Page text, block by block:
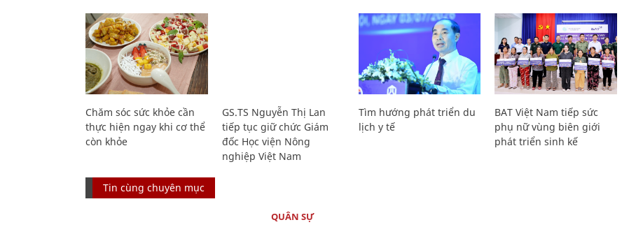
Chăm sóc sức khỏe cần
thực hiện ngay khi cơ thể
còn khỏe
GS.TS Nguyễn Thị Lan
tiếp tục giữ chức Giám
đốc Học viện Nông
nghiệp Việt Nam
Tìm hướng phát triển du
lịch y tế
BAT Việt Nam tiếp sức
phụ nữ vùng biên giới
phát triển sinh kế
Tin cùng chuyên mục
QUÂN SỰ